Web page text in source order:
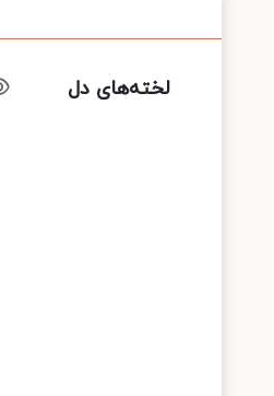
لخته‌های دل